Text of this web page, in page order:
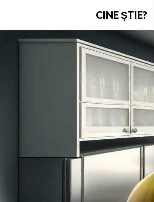
content
CINE ȘTIE?